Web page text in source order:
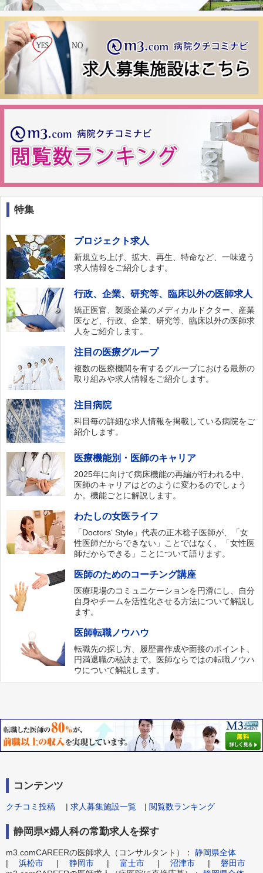
特集
プロジェクト求人
新規立ち上げ、拡大、再生、特命など、一味違う
求人情報をご紹介します。
行政、企業、研究等、臨床以外の医師求人
矯正医官、製薬企業のメディカルドクター、産業
医など、行政、企業、研究等、臨床以外の医師求
人をご紹介します。
注目の医療グループ
複数の医療機関を有するグループにおける最新の
取り組みや求人情報をご紹介します。
注目病院
科目毎の詳細な求人情報を掲載している病院をご
紹介します。
医療機能別・医師のキャリア
2025年に向けて病床機能の再編が行われる中、
医師のキャリアはどのように変わるのでしょう
か。機能ごとに解説します。
わたしの女医ライフ
「Doctors‘ Style」代表の正木稔子医師が、「女
性医師だからできない」ことではなく、「女性医
師だからできる」ことについて語ります。
医師のためのコーチング講座
医療現場のコミュニケーションを円滑にし、自分
自身やチームを活性化させる方法について解説し
ます。
医師転職ノウハウ
転職先の探し方、履歴書作成や面接のポイント、
円満退職の秘訣まで。医師ならではの転職ノウハ
ウについて解説します。
コンテンツ
クチコミ投稿 | 求人募集施設一覧 | 閲覧数ランキング
静岡県×婦人科の常勤求人を探す
m3.comCAREERの医師求人（コンサルタント）： 静岡県全体
| 浜松市 | 静岡市 | 富士市 | 沼津市 | 磐田市